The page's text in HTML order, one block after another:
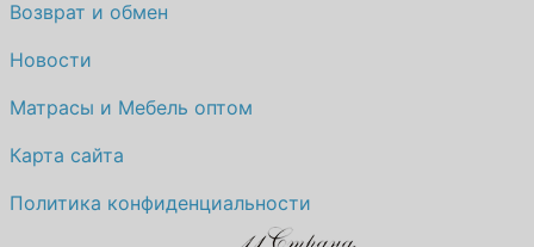
Возврат и обмен
Новости
Матрасы и Мебель оптом
Карта сайта
Политика конфиденциальности